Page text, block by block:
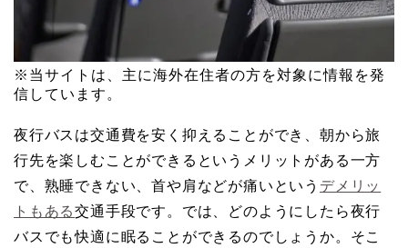
※当サイトは、主に海外在住者の方を対象に情報を発
信しています。
夜行バスは交通費を安く抑えることができ、朝から旅
行先を楽しむことができるというメリットがある一方
で、熟睡できない、首や肩などが痛いという デメリッ
トもある交通手段です。では、どのようにしたら夜行
バスでも快適に眠ることができるのでしょうか。そこ